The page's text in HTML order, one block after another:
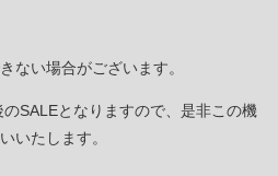
ない場合がございます。
SALEとなりますので、是非この機
いたします。